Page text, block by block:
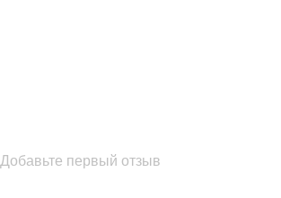
Добавьте первый отзыв